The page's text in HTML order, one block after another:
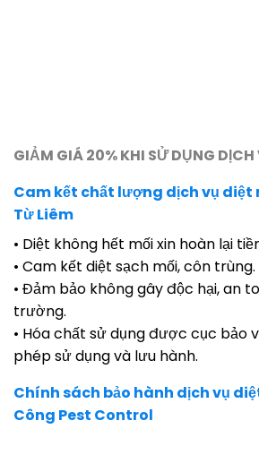
GIẢM GIÁ 20% KHI SỬ DỤNG DỊCH
Cam kết chất lượng dịch vụ diệt
Từ Liêm
• Diệt không hết mối xin hoàn lại
• Cam kết diệt sạch mối, côn trùng.
• Đảm bảo không gây độc hại, an
trường.
• Hóa chất sử dụng được cục bảo
phép sử dụng và lưu hành.
Chính sách bảo hành dịch vụ
Công Pest Control